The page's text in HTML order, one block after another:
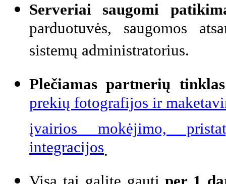
Serveriai saugomi
parduotuvės, saugomos
sistemų administratorius.
Plečiamas partnerių tinklas
prekių fotografijos ir
įvairios mokėjimo,
integracijos.